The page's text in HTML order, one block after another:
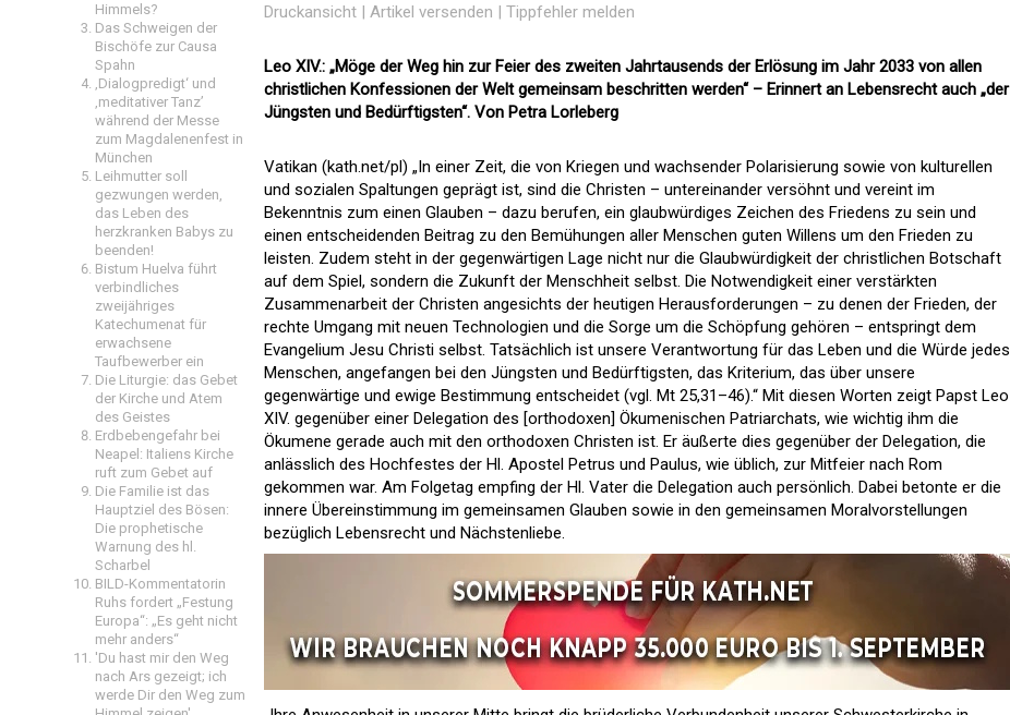
Himmels?
Das Schweigen der
Bischöfe zur Causa
Spahn
‚Dialogpredigt‘ und
‚meditativer Tanz’
während der Messe
zum Magdalenenfest in
München
Leihmutter soll
gezwungen werden,
das Leben des
herzkranken Babys zu
beenden!
Bistum Huelva führt
verbindliches
zweijähriges
Katechumenat für
erwachsene
Taufbewerber ein
Die Liturgie: das Gebet
der Kirche und Atem
des Geistes
Erdbebengefahr bei
Neapel: Italiens Kirche
ruft zum Gebet auf
Die Familie ist das
Hauptziel des Bösen:
Die prophetische
Warnung des hl.
Scharbel
BILD-Kommentatorin
Ruhs fordert „Festung
Europa“: „Es geht nicht
mehr anders“
'Du hast mir den Weg
nach Ars gezeigt; ich
werde Dir den Weg zum
Druckansicht | Artikel versenden | Tippfehler melden
Leo XIV.: „Möge der Weg hin zur Feier des zweiten Jahrtausends der Erlösung im Jahr 2033 von allen
christlichen Konfessionen der Welt gemeinsam beschritten werden“ – Erinnert an Lebensrecht auch „der
Jüngsten und Bedürftigsten“. Von Petra Lorleberg
Vatikan (kath.net/pl) „In einer Zeit, die von Kriegen und wachsender Polarisierung sowie von kulturellen
und sozialen Spaltungen geprägt ist, sind die Christen – untereinander versöhnt und vereint im
Bekenntnis zum einen Glauben – dazu berufen, ein glaubwürdiges Zeichen des Friedens zu sein und
einen entscheidenden Beitrag zu den Bemühungen aller Menschen guten Willens um den Frieden zu
leisten. Zudem steht in der gegenwärtigen Lage nicht nur die Glaubwürdigkeit der christlichen Botschaft
auf dem Spiel, sondern die Zukunft der Menschheit selbst. Die Notwendigkeit einer verstärkten
Zusammenarbeit der Christen angesichts der heutigen Herausforderungen – zu denen der Frieden, der
rechte Umgang mit neuen Technologien und die Sorge um die Schöpfung gehören – entspringt dem
Evangelium Jesu Christi selbst. Tatsächlich ist unsere Verantwortung für das Leben und die Würde jedes
Menschen, angefangen bei den Jüngsten und Bedürftigsten, das Kriterium, das über unsere
gegenwärtige und ewige Bestimmung entscheidet (vgl. Mt 25,31–46).“ Mit diesen Worten zeigt Papst Leo
XIV. gegenüber einer Delegation des [orthodoxen] Ökumenischen Patriarchats, wie wichtig ihm die
Ökumene gerade auch mit den orthodoxen Christen ist. Er äußerte dies gegenüber der Delegation, die
anlässlich des Hochfestes der Hl. Apostel Petrus und Paulus, wie üblich, zur Mitfeier nach Rom
gekommen war. Am Folgetag empfing der Hl. Vater die Delegation auch persönlich. Dabei betonte er die
innere Übereinstimmung im gemeinsamen Glauben sowie in den gemeinsamen Moralvorstellungen
bezüglich Lebensrecht und Nächstenliebe.